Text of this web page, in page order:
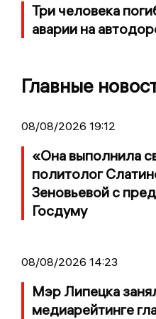
Три человека
аварии на
Главные
08/08/2026 19:12
«Она выполнила
политолог
Зеновьевой с
Госдуму
08/08/2026 14:23
Мэр Липецка
медиарейтинге